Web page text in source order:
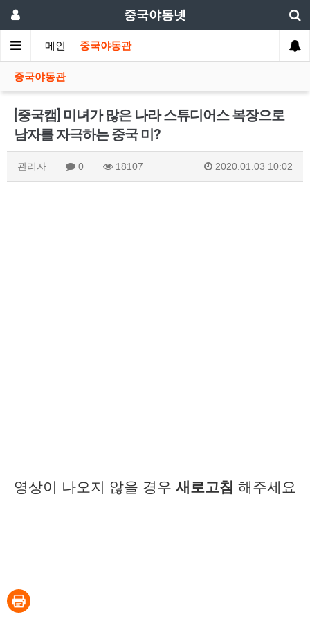
중국야동넷
메인 중국야동관
중국야동관
[중국캠] 미녀가 많은 나라 스튜디어스 복장으로
남자를 자극하는 중국 미?
관리자 0 18107 2020.01.03 10:02
영상이 나오지 않을 경우 새로고침 해주세요